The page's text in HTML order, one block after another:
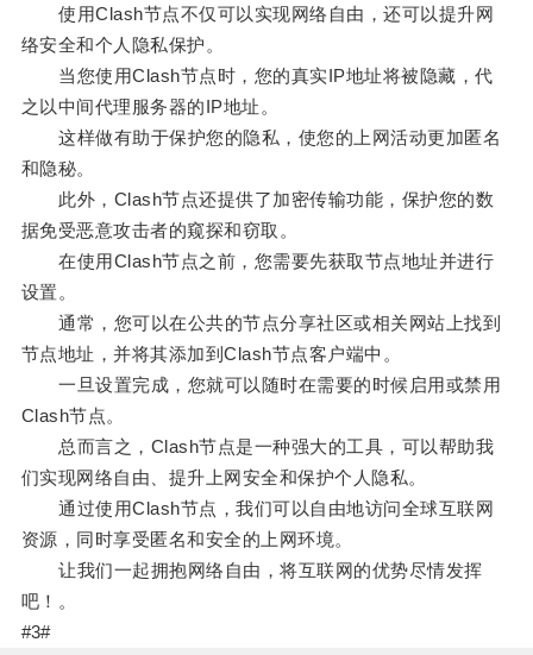
使用Clash节点不仅可以实现网络自由，还可以提升网
络安全和个人隐私保护。
当您使用Clash节点时，您的真实IP地址将被隐藏，代
之以中间代理服务器的IP地址。
这样做有助于保护您的隐私，使您的上网活动更加匿名
和隐秘。
此外，Clash节点还提供了加密传输功能，保护您的数
据免受恶意攻击者的窥探和窃取。
在使用Clash节点之前，您需要先获取节点地址并进行
设置。
通常，您可以在公共的节点分享社区或相关网站上找到
节点地址，并将其添加到Clash节点客户端中。
一旦设置完成，您就可以随时在需要的时候启用或禁用
Clash节点。
总而言之，Clash节点是一种强大的工具，可以帮助我
们实现网络自由、提升上网安全和保护个人隐私。
通过使用Clash节点，我们可以自由地访问全球互联网
资源，同时享受匿名和安全的上网环境。
让我们一起拥抱网络自由，将互联网的优势尽情发挥
吧！。
#3#